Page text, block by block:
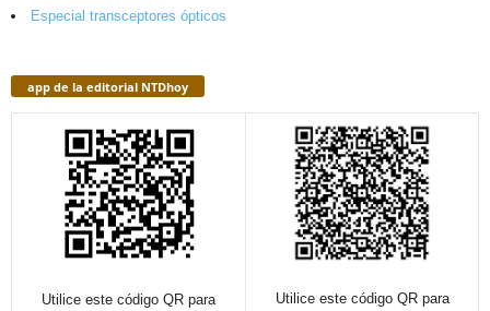
Especial transceptores ópticos
app de la editorial NTDhoy
Utilice este código QR para
Utilice este código QR para